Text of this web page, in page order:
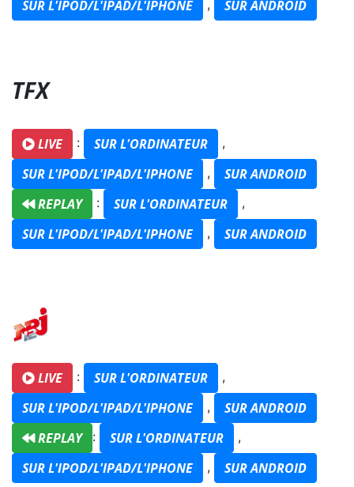
SUR L'IPOD/L'IPAD/L'IPHONE , SUR ANDROID
TFX
LIVE : SUR L'ORDINATEUR ,
SUR L'IPOD/L'IPAD/L'IPHONE ,
SUR ANDROID
REPLAY
: SUR L'ORDINATEUR ,
SUR L'IPOD/L'IPAD/L'IPHONE , SUR ANDROID
LIVE : SUR L'ORDINATEUR ,
SUR L'IPOD/L'IPAD/L'IPHONE ,
SUR ANDROID
REPLAY
: SUR L'ORDINATEUR ,
SUR L'IPOD/L'IPAD/L'IPHONE , SUR ANDROID